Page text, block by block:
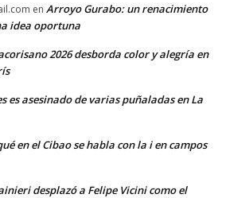
en Arroyo Gurabo: un renacimiento
idea oportuna
2026 desborda color y alegría en
es asesinado de varias puñaladas en La
en el Cibao se habla con la i en campos
desplazó a Felipe Vicini como el